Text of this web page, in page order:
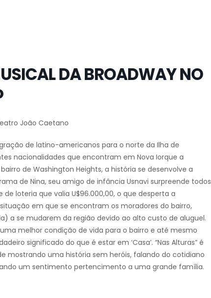
DA BROADWAY NO
Teatro João Caetano
de latino-americanos para o norte da Ilha de
nacionalidades que encontram em Nova Iorque a
de Washington Heights, a história se desenvolve a
de Nina, seu amigo de infância Usnavi surpreende todos
loteria que valia U$96.000,00, o que desperta a
em que se encontram os moradores do bairro,
a se mudarem da região devido ao alto custo de aluguel.
melhor condição de vida para o bairro e até mesmo
significado do que é estar em ‘Casa’. “Nas Alturas” é
mostrando uma história sem heróis, falando do cotidiano
um sentimento pertencimento a uma grande família.